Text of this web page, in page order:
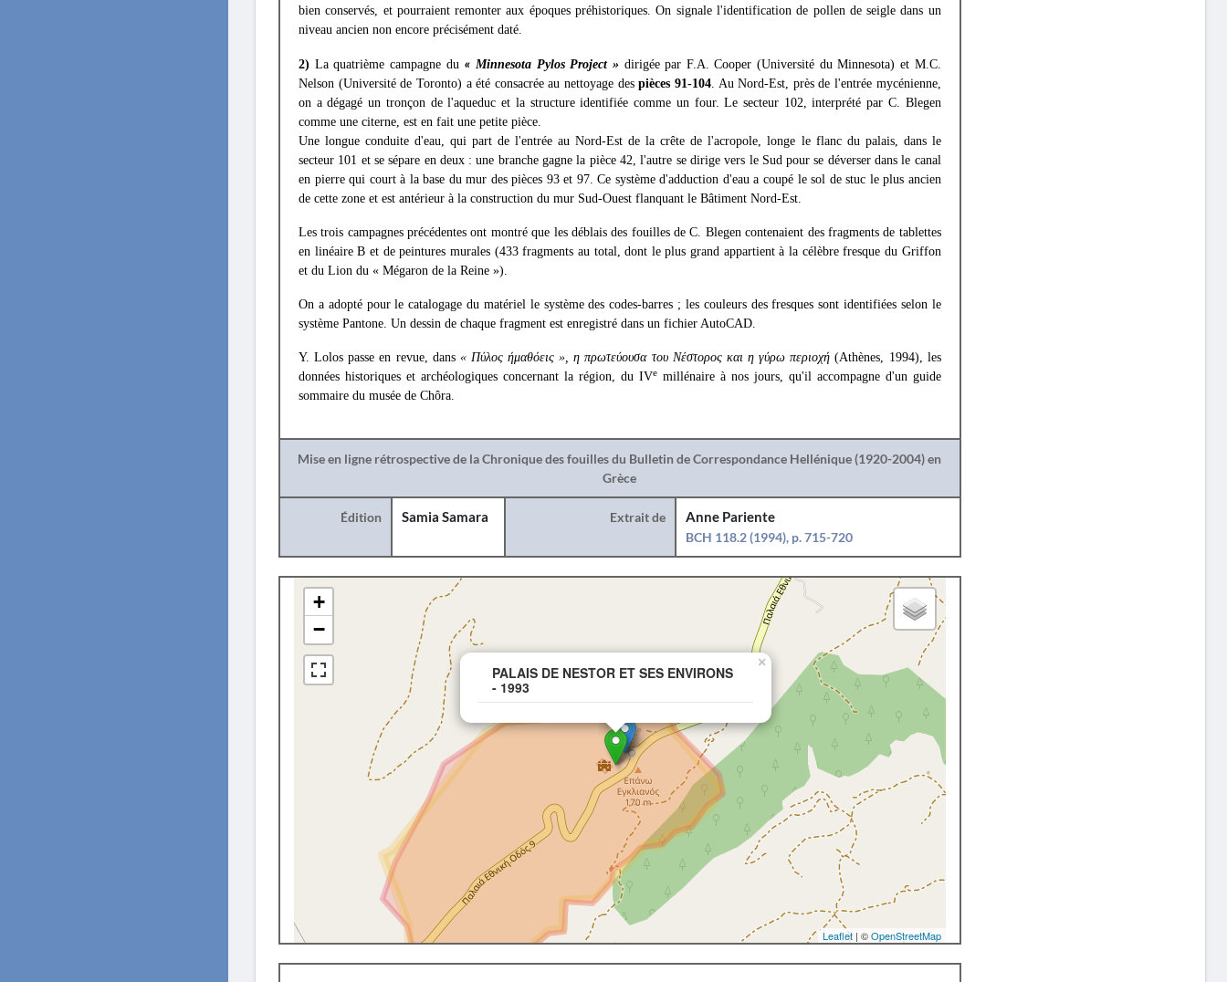
bien conservés, et pourraient remonter aux époques préhistoriques. On signale l'identification de pollen de seigle dans un
niveau ancien non encore précisément daté.
2) La quatrième campagne du « Minnesota Pylos Project » dirigée par F.A. Cooper (Université du Minnesota) et M.C.
Nelson (Université de Toronto) a été consacrée au nettoyage despièces 91-104. Au Nord-Est, près de l'entrée mycénienne,
on a dégagé un tronçon de l'aqueduc et la structure identifiée comme un four. Le secteur 102, interprété par C. Blegen
comme une citerne, est en fait une petite pièce.
Une longue conduite d'eau, qui part de l'entrée au Nord-Est de la crête de l'acropole, longe le flanc du palais, dans le
secteur 101 et se sépare en deux : une branche gagne la pièce 42, l'autre se dirige vers le Sud pour se déverser dans le canal
en pierre qui court à la base du mur des pièces 93 et 97. Ce système d'adduction d'eau a coupé le sol de stuc le plus ancien
de cette zone et est antérieur à la construction du mur Sud-Ouest flanquant le Bâtiment Nord-Est.
Les trois campagnes précédentes ont montré que les déblais des fouilles de C. Blegen contenaient des fragments de tablettes
en linéaire Β et de peintures murales (433 fragments au total, dont le plus grand appartient à la célèbre fresque du Griffon
et du Lion du « Mégaron de la Reine »).
On a adopté pour le catalogage du matériel le système des codes-barres ; les couleurs des fresques sont identifiées selon le
système Pantone. Un dessin de chaque fragment est enregistré dans un fichier AutoCAD.
Y. Lolos passe en revue, dans « Πύλος ήμαθόεις », η πρωτεύουσα του Νέστορος και η γύρω περιοχή (Athènes, 1994), les
données historiques et archéologiques concernant la région, du IVemillénaire à nos jours, qu'il accompagne d'un guide
sommaire du musée de Chôra.
Mise en ligne rétrospective de la Chronique des fouilles du Bulletin de Correspondance Hellénique (1920-2004) en
Grèce
Édition Samia Samara Extrait de
Anne Pariente
BCH 118.2 (1994), p. 715-720
PALAIS DE NESTOR ET SES ENVIRONS
- 1993
×
+
−
Leaflet| ©OpenStreetMap